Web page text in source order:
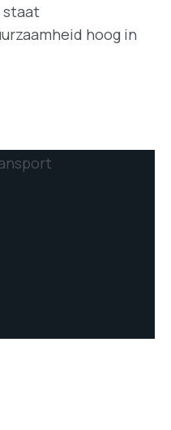
staat
hoog in